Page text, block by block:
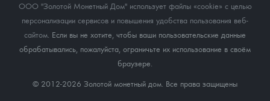
ООО "Золотой Монетный Дом" использует файлы «cookie» с целью
персонализации сервисов и повышения удобства пользования веб-
сайтом. Если вы не хотите, чтобы ваши пользовательские данные
обрабатывались, пожалуйста, ограничьте их использование в своём
браузере.
© 2012-2026 Золотой монетный дом. Все права защищены